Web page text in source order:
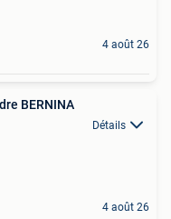
4 août 26
BERNINA
Détails
4 août 26